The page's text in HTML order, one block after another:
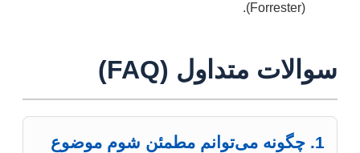
(Forrester).
سوالات متداول (FAQ)
1. چگونه می‌توانم مطمئن شوم موضوع